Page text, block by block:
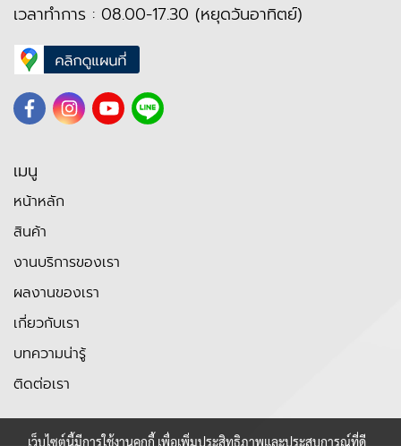
เวลาทำการ : 08.00-17.30 (หยุดวันอาทิตย์)
เมนู
หน้าหลัก
สินค้า
งานบริการของเรา
ผลงานของเรา
เกี่ยวกับเรา
บทความน่ารู้
ติดต่อเรา
เว็บไซต์นี้มีการใช้งานคุกกี้ เพื่อเพิ่มประสิทธิภาพและประสบการณ์ที่ดี